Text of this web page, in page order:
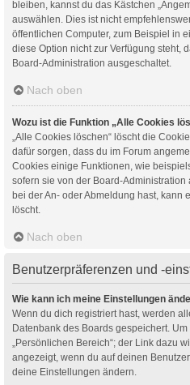
bleiben, kannst du das Kästchen
auswählen. Dies ist nicht
öffentlichen Computer, zum Beispiel in
diese Option nicht zur Verfügung steht,
Board-Administration ausgeschaltet.
Nach oben
Wozu ist die Funktion „Alle Cookies
„Alle Cookies löschen“ löscht die
dafür sorgen, dass du im Forum
Cookies einige Funktionen, wie
sofern sie von der Board-
bei der An- oder Abmeldung hast, kann
löscht.
Nach oben
Benutzerpräferenzen und -
Wie kann ich meine Einstellungen
Wenn du dich registriert hast, werden
Datenbank des Boards gespeichert.
„Persönlichen Bereich“; der Link dazu
angezeigt, wenn du auf deinen
deine Einstellungen ändern.